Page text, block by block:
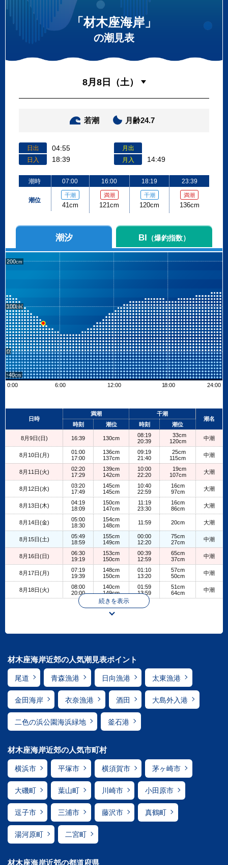
「材木座海岸」
の潮見表
若潮 月齢24.7
日出 04:55
日入 18:39
月出
月入
14:49
潮時
潮位
07:00
干潮
41cm
16:00
満潮
121cm
18:19
干潮
120cm
23:39
満潮
136cm
潮汐 BI （爆釣指数）
200
100
0
-40
0:00
6:00 12:00 18:00 24:00
+
日時
満潮
干潮
潮名
時刻
潮位 時刻 潮位
8月9日(日) 16:39 130cm
08:19
20:39
33cm
120cm
中潮
8月10日(月)
01:00
17:00
136cm
137cm
09:19
21:40
25cm
115cm
中潮
8月11日(火)
02:20
17:29
139cm
142cm
10:00
22:20
19cm
107cm
大潮
8月12日(水)
03:20
17:49
145cm
145cm
10:40
22:59
16cm
97cm
大潮
8月13日(木)
04:19
18:09
150cm
147cm
11:19
23:30
16cm
86cm
大潮
8月14日(金)
05:00
18:30
154cm
148cm
11:59 20cm 大潮
8月15日(土)
05:49
18:59
155cm
149cm
00:00
12:20
75cm
27cm
中潮
8月16日(日)
06:30
19:19
153cm
150cm
00:39
12:59
65cm
37cm
中潮
8月17日(月)
07:19
19:39
148cm
150cm
01:10
13:20
57cm
50cm
中潮
8月18日(火)
08:00
20:00
140cm
149cm
01:59
13:59
51cm
64cm
中潮
続きを表示
材木座海岸近郊の人気潮見表ポイント
尾道 青森漁港 日向漁港 太東漁港
金田海岸 衣奈漁港 酒田 大島外入港
二色の浜公園海浜緑地 釜石港
材木座海岸近郊の人気市町村
横浜市 平塚市 横須賀市 茅ヶ崎市
大磯町 葉山町 川崎市 小田原市
逗子市 三浦市 藤沢市 真鶴町
湯河原町 二宮町
材木座海岸近郊の都道府県